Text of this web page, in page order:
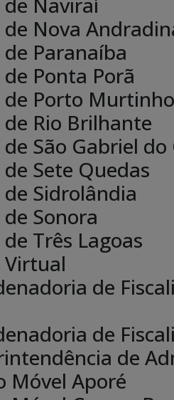
Nova
Paranaíba
Ponta Porã
de Porto Murtinho
Rio Brilhante
São Gabriel do
Sete Quedas
Sidrolândia
Sonora
Três Lagoas
Virtual
de
de
de
Móvel Aporé